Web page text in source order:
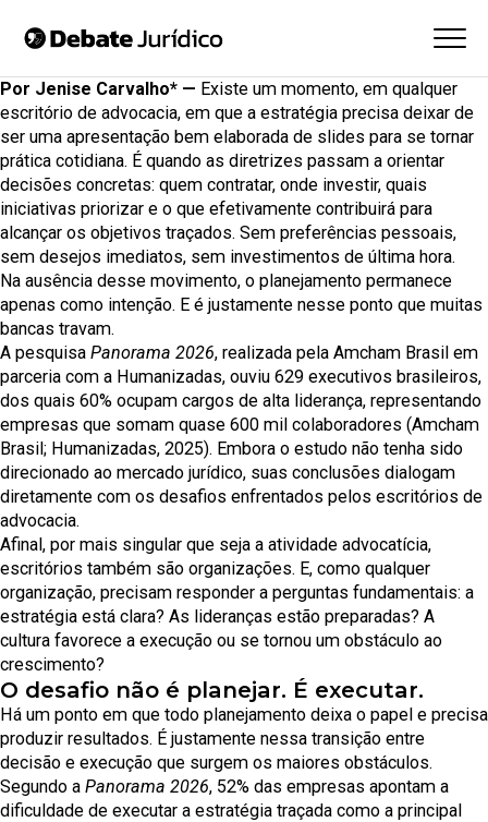
Por Jenise Carvalho* — Existe um momento, em qualquer
escritório de advocacia, em que a estratégia precisa deixar de
ser uma apresentação bem elaborada de slides para se tornar
prática cotidiana. É quando as diretrizes passam a orientar
decisões concretas: quem contratar, onde investir, quais
iniciativas priorizar e o que efetivamente contribuirá para
alcançar os objetivos traçados. Sem preferências pessoais,
sem desejos imediatos, sem investimentos de última hora.
Na ausência desse movimento, o planejamento permanece
apenas como intenção. E é justamente nesse ponto que muitas
bancas travam.
A pesquisa Panorama 2026, realizada pela Amcham Brasil em
parceria com a Humanizadas, ouviu 629 executivos brasileiros,
dos quais 60% ocupam cargos de alta liderança, representando
empresas que somam quase 600 mil colaboradores (Amcham
Brasil; Humanizadas, 2025). Embora o estudo não tenha sido
direcionado ao mercado jurídico, suas conclusões dialogam
diretamente com os desafios enfrentados pelos escritórios de
advocacia.
Afinal, por mais singular que seja a atividade advocatícia,
escritórios também são organizações. E, como qualquer
organização, precisam responder a perguntas fundamentais: a
estratégia está clara? As lideranças estão preparadas? A
cultura favorece a execução ou se tornou um obstáculo ao
crescimento?
O desafio não é planejar. É executar.
Há um ponto em que todo planejamento deixa o papel e precisa
produzir resultados. É justamente nessa transição entre
decisão e execução que surgem os maiores obstáculos.
Segundo a Panorama 2026, 52% das empresas apontam a
dificuldade de executar a estratégia traçada como a principal